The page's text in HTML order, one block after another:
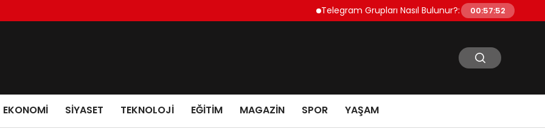
Telegram Grupları Nasıl Bulunur?: Telegram’da
00:57:52
EKONOMI SIYASET TEKNOLOJI EĞITIM MAGAZIN SPOR YAŞAM